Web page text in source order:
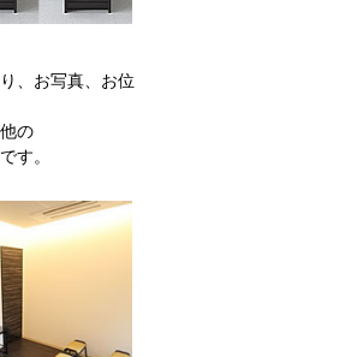
、お写真、お位
の
す。